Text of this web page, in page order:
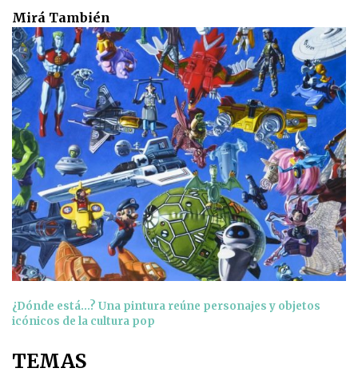
Mirá También
¿Dónde está…? Una pintura reúne personajes y objetos
icónicos de la cultura pop
TEMAS